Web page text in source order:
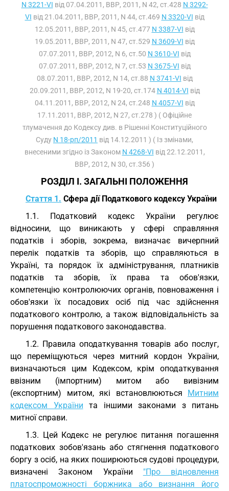
N 3221-VI від 07.04.2011, ВВР, 2011, N 42, ст.428 N 3292-
VI від 21.04.2011, ВВР, 2011, N 44, ст.469 N 3320-VI від
12.05.2011, ВВР, 2011, N 45, ст.477 N 3387-VI від
19.05.2011, ВВР, 2011, N 47, ст.529 N 3609-VI від
07.07.2011, ВВР, 2012, N 6, ст.50 N 3610-VI від
07.07.2011, ВВР, 2012, N 7, ст.53 N 3675-VI від
08.07.2011, ВВР, 2012, N 14, ст.88 N 3741-VI від
20.09.2011, ВВР, 2012, N 19-20, ст.174 N 4014-VI від
04.11.2011, ВВР, 2012, N 24, ст.248 N 4057-VI від
17.11.2011, ВВР, 2012, N 27, ст.278 ) ( Офіційне
тлумачення до Кодексу див. в Рішенні Конституційного
Суду N 18-рп/2011 від 14.12.2011 ) ( Із змінами,
внесеними згідно із Законом N 4268-VI від 22.12.2011,
ВВР, 2012, N 30, ст.356 )
РОЗДІЛ I. ЗАГАЛЬНІ ПОЛОЖЕННЯ
Стаття 1. Сфера дії Податкового кодексу України
1.1. Податковий кодекс України регулює
відносини, що виникають у сфері справляння
податків і зборів, зокрема, визначає вичерпний
перелік податків та зборів, що справляються в
Україні, та порядок їх адміністрування, платників
податків та зборів, їх права та обов'язки,
компетенцію контролюючих органів, повноваження і
обов'язки їх посадових осіб під час здійснення
податкового контролю, а також відповідальність за
порушення податкового законодавства.
1.2. Правила оподаткування товарів або послуг,
що переміщуються через митний кордон України,
визначаються цим Кодексом, крім оподаткування
ввізним (імпортним) митом або вивізним
(експортним) митом, які встановлюються Митним
кодексом України та іншими законами з питань
митної справи.
1.3. Цей Кодекс не регулює питання погашення
податкових зобов'язань або стягнення податкового
боргу з осіб, на яких поширюються судові процедури,
визначені Законом України "Про відновлення
платоспроможності боржника або визнання його